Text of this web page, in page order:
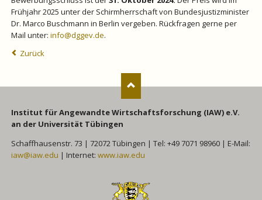
Frühjahr 2025 unter der Schirmherrschaft von Bundesjustizminister
Dr. Marco Buschmann in Berlin vergeben. Rückfragen gerne per
Mail unter: info@dggev.de.
Zurück
Institut für Angewandte Wirtschaftsforschung (IAW) e.V.
an der Universität Tübingen
Schaffhausenstr. 73 | 72072 Tübingen | Tel: +49 7071 98960 | E-Mail:
iaw@iaw.edu | Internet: www.iaw.edu